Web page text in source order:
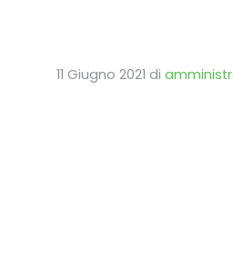
11 Giugno 2021 di